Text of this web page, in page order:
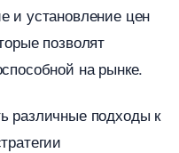
и установление цен
позволят
на рынке.​
различные подходы к